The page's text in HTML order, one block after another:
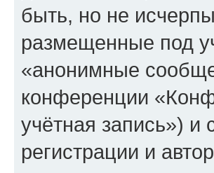
быть, но не
размещенные под
«анонимные
конференции
учётная запись»)
регистрации и